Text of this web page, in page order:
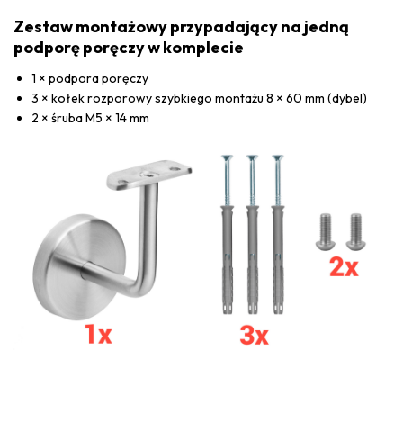
Zestaw montażowy przypadający na jedną
podporę poręczy w komplecie
1 × podpora poręczy
3 × kołek rozporowy szybkiego montażu 8 × 60 mm (dybel)
2 × śruba M5 × 14 mm